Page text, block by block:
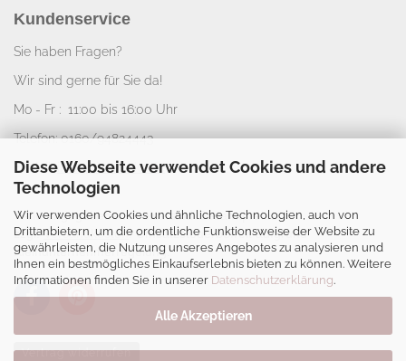
Diese Webseite verwendet Cookies und andere
Technologien
Wir verwenden Cookies und ähnliche Technologien, auch von
Drittanbietern, um die ordentliche Funktionsweise der Website zu
gewährleisten, die Nutzung unseres Angebotes zu analysieren und
Ihnen ein bestmögliches Einkaufserlebnis bieten zu können. Weitere
Informationen finden Sie in unserer Datenschutzerklärung.
Alle Akzeptieren
Kundenservice
Sie haben Fragen?
Wir sind gerne für Sie da!
Mo - Fr : 11:00 bis 16:00 Uhr
Telefon: 0160/94824443
E-Mail:info@nice-deko.de
*Alle angegebenen Preise sind Gesamtpreise
zzgl. Versandkosten. Umsatzsteuerbefreit aufgrund
Kleinunternehmerregelung.
Vertrag widerrufen